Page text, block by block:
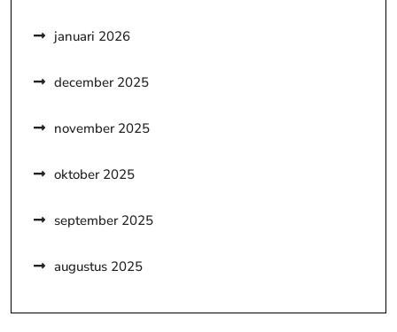
januari 2026
december 2025
november 2025
oktober 2025
september 2025
augustus 2025